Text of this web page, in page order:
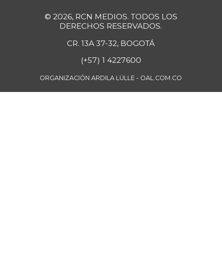
© 2026, RCN MEDIOS. TODOS LOS
DERECHOS RESERVADOS.
CR. 13A 37-32, BOGOTÁ
(+57) 1 4227600
ORGANIZACIÓN ARDILA LÜLLE - OAL.COM.CO